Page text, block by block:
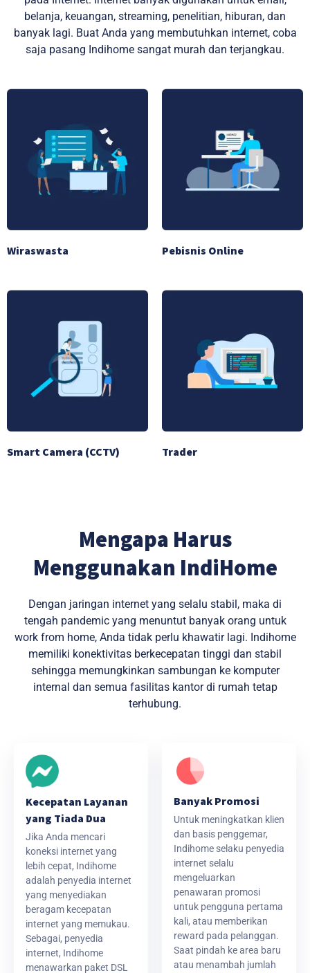
belanja, keuangan, streaming, penelitian, hiburan, dan
banyak lagi. Buat Anda yang membutuhkan internet, coba
saja pasang Indihome sangat murah dan terjangkau.
Wiraswasta Pebisnis Online
Smart Camera (CCTV) Trader
Mengapa Harus
Menggunakan IndiHome
Dengan jaringan internet yang selalu stabil, maka di
tengah pandemic yang menuntut banyak orang untuk
work from home, Anda tidak perlu khawatir lagi. Indihome
memiliki konektivitas berkecepatan tinggi dan stabil
sehingga memungkinkan sambungan ke komputer
internal dan semua fasilitas kantor di rumah tetap
terhubung.
Kecepatan Layanan
yang Tiada Dua
Jika Anda mencari
koneksi internet yang
lebih cepat, Indihome
adalah penyedia internet
yang menyediakan
beragam kecepatan
internet yang memukau.
Sebagai, penyedia
internet, Indihome
menawarkan paket DSL
Banyak Promosi
Untuk meningkatkan klien
dan basis penggemar,
Indihome selaku penyedia
internet selalu
mengeluarkan
penawaran promosi
untuk pengguna pertama
kali, atau memberikan
reward pada pelanggan.
Saat pindah ke area baru
atau menambah jumlah